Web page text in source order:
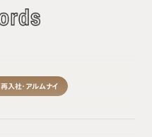
再入社・アルムナイ